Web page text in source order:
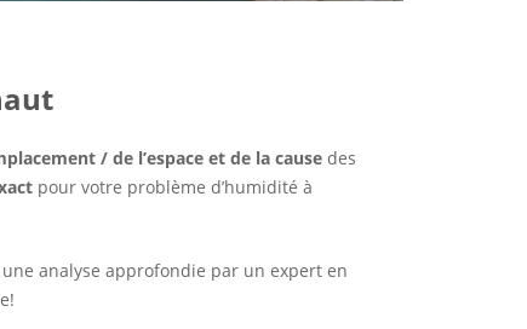
/ de l’espace et de la cause des
pour votre problème d’humidité à
analyse approfondie par un expert en